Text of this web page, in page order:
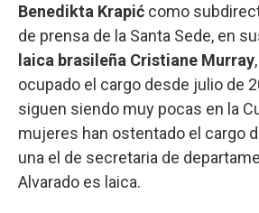
Benedikta Krapić como
de prensa de la Santa Sede, en
laica brasileña Cristiane Murray
ocupado el cargo desde julio de
siguen siendo muy pocas en la
mujeres han ostentado el cargo
una el de secretaria de
Alvarado es laica.